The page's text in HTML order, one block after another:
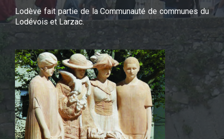
Lodève fait partie de la Communauté de communes du
Lodévois et Larzac.